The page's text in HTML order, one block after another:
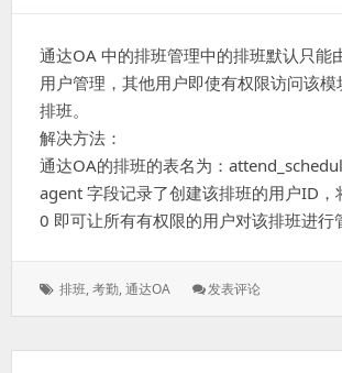
通达OA 中的排班管理中的排班默认只能
用户管理，其他用户即使有权限访问该
排班。
解决方法：
通达OA的排班的表名为：
agent 字段记录了创建该排班的用户ID，
0 即可让所有有权限的用户对该排班进行
标
排班,考勤,通达OA 发表评论: 解
达